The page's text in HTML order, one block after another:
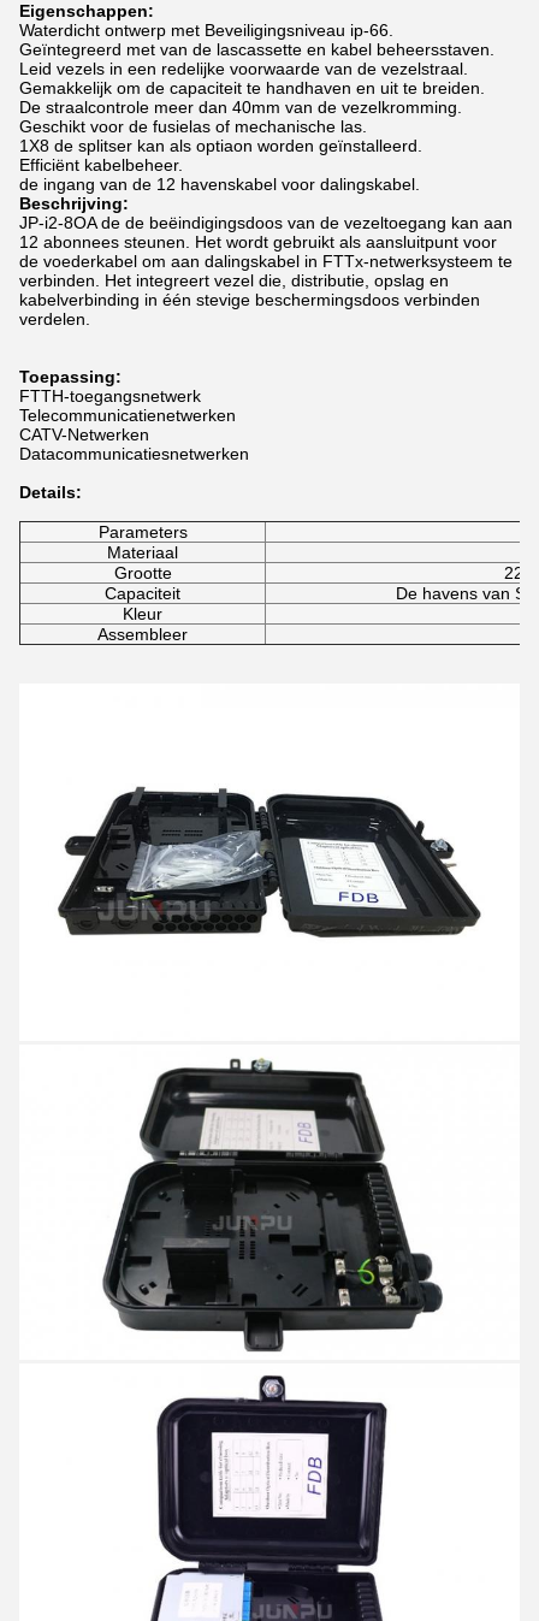
Eigenschappen:
Waterdicht ontwerp met Beveiligingsniveau ip-66.
Geïntegreerd met van de lascassette en kabel beheersstaven.
Leid vezels in een redelijke voorwaarde van de vezelstraal.
Gemakkelijk om de capaciteit te handhaven en uit te breiden.
De straalcontrole meer dan 40mm van de vezelkromming.
Geschikt voor de fusielas of mechanische las.
1X8 de splitser kan als optiaon worden geïnstalleerd.
Efficiënt kabelbeheer.
de ingang van de 12 havenskabel voor dalingskabel.
Beschrijving:
JP-i2-8OA de de beëindigingsdoos van de vezeltoegang kan aan
12 abonnees steunen. Het wordt gebruikt als aansluitpunt voor
de voederkabel om aan dalingskabel in FTTx-netwerksysteem te
verbinden. Het integreert vezel die, distributie, opslag en
kabelverbinding in één stevige beschermingsdoos verbinden
verdelen.
Toepassing:
FTTH-toegangsnetwerk
Telecommunicatienetwerken
CATV-Netwerken
Datacommunicatiesnetwerken
Details:
Parameters
Materiaal
Grootte
Capaciteit
De havens van
Kleur
Assembleer